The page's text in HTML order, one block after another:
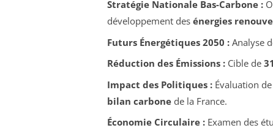
Stratégie Nationale Bas-Carbone :
développement des énergies
Futurs Énergétiques 2050 :Analyse
Réduction des Émissions :Cible de
Impact des Politiques :Évaluation
bilan carbonede la France.
Économie Circulaire :Examen des